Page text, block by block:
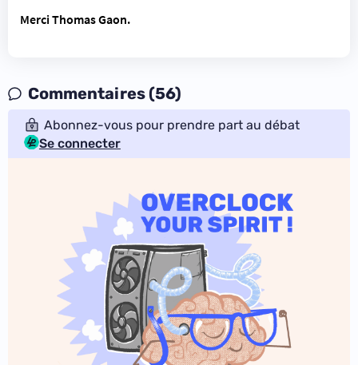
Merci Thomas Gaon.
Commentaires (56)
Abonnez-vous pour prendre part au débat
Se connecter